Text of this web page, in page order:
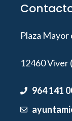
Plaza Mayor
12460 Viver
964 141